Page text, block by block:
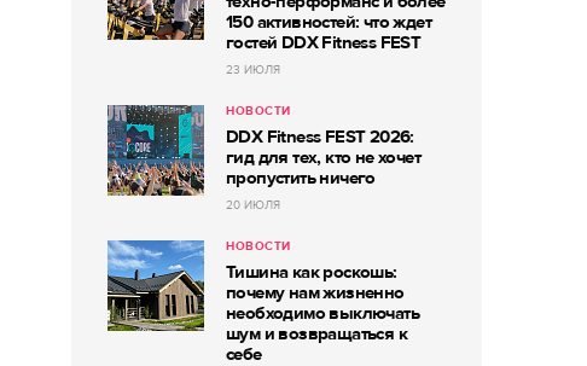
150 активностей: что ждет
гостей DDX Fitness FEST
23 ИЮЛЯ
НОВОСТИ
DDX Fitness FEST 2026:
гид для тех, кто не хочет
пропустить ничего
20 ИЮЛЯ
НОВОСТИ
Тишина как роскошь:
почему нам жизненно
необходимо выключать
шум и возвращаться к
себе